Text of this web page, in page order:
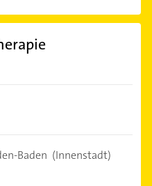
Baden (Innenstadt)